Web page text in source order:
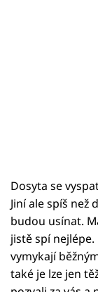
Dosyta se
Jiní ale spíš
budou usínat.
jistě spí
vymykají
také je lze jen